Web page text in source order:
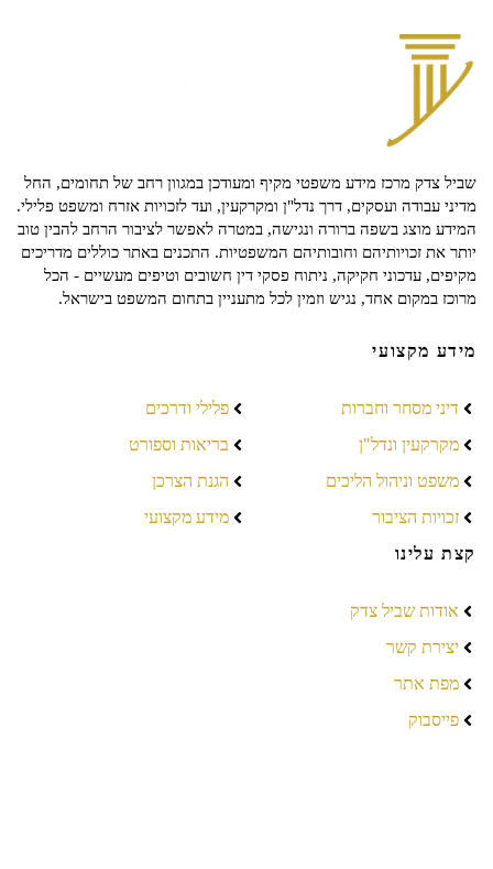
שביל צדק מרכז מידע משפטי מקיף ומעודכן במגוון רחב של תחומים, החל
מדיני עבודה ועסקים, דרך נדל"ן ומקרקעין, ועד לזכויות אזרח ומשפט פלילי.
המידע מוצג בשפה ברורה ונגישה, במטרה לאפשר לציבור הרחב להבין טוב
יותר את זכויותיהם וחובותיהם המשפטיות. התכנים באתר כוללים מדריכים
מקיפים, עדכוני חקיקה, ניתוח פסקי דין חשובים וטיפים מעשיים - הכל
מרוכז במקום אחד, נגיש וזמין לכל מתעניין בתחום המשפט בישראל.
מידע מקצועי
דיני מסחר וחברות
מקרקעין ונדל"ן
משפט וניהול הליכים
זכויות הציבור
פלילי ודרכים
בריאות וספורט
הגנת הצרכן
מידע מקצועי
קצת עלינו
אודות שביל צדק
יצירת קשר
מפת אתר
פייסבוק